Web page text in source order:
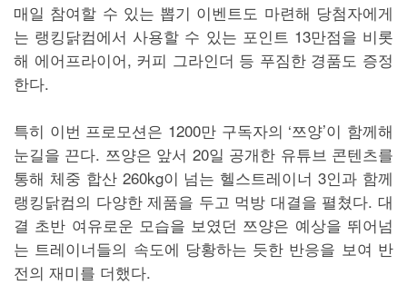
매일 참여할 수 있는 뽑기 이벤트도 마련해 당첨자에게
는 랭킹닭컴에서 사용할 수 있는 포인트 13만점을 비롯
해 에어프라이어, 커피 그라인더 등 푸짐한 경품도 증정
한다.
특히 이번 프로모션은 1200만 구독자의 ‘쯔양’이 함께해
눈길을 끈다. 쯔양은 앞서 20일 공개한 유튜브 콘텐츠를
통해 체중 합산 260kg이 넘는 헬스트레이너 3인과 함께
랭킹닭컴의 다양한 제품을 두고 먹방 대결을 펼쳤다. 대
결 초반 여유로운 모습을 보였던 쯔양은 예상을 뛰어넘
는 트레이너들의 속도에 당황하는 듯한 반응을 보여 반
전의 재미를 더했다.